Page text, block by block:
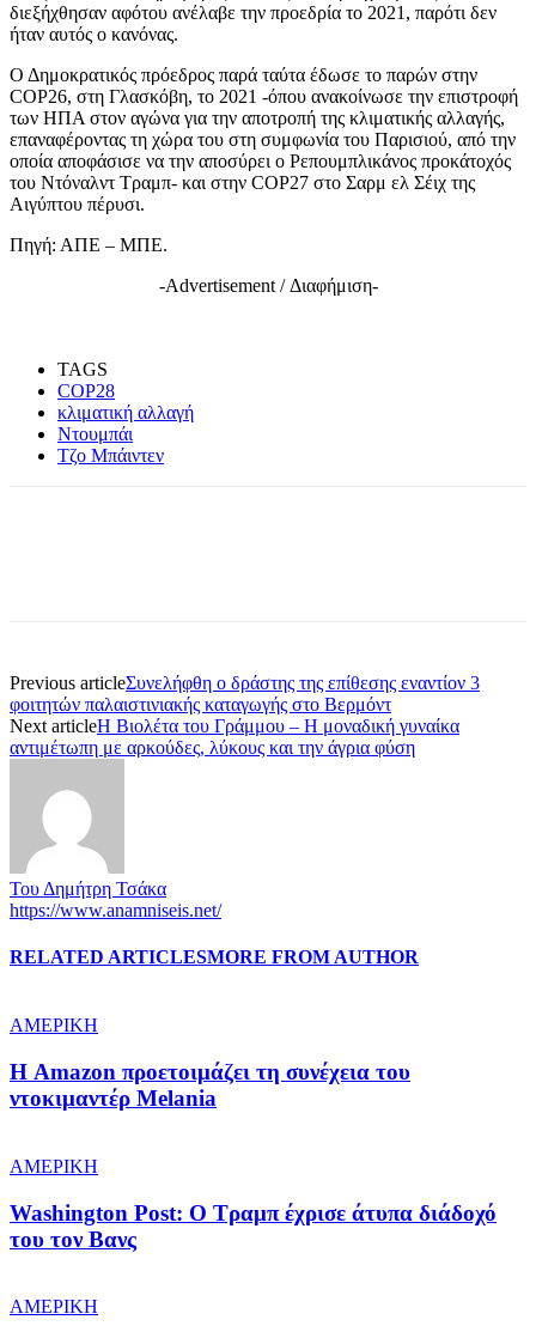
διεξήχθησαν αφότου ανέλαβε την προεδρία το 2021, παρότι δεν
ήταν αυτός ο κανόνας.
Ο Δημοκρατικός πρόεδρος παρά ταύτα έδωσε το παρών στην
COP26, στη Γλασκόβη, το 2021 -όπου ανακοίνωσε την επιστροφή
των ΗΠΑ στον αγώνα για την αποτροπή της κλιματικής αλλαγής,
επαναφέροντας τη χώρα του στη συμφωνία του Παρισιού, από την
οποία αποφάσισε να την αποσύρει ο Ρεπουμπλικάνος προκάτοχός
του Ντόναλντ Τραμπ- και στην COP27 στο Σαρμ ελ Σέιχ της
Αιγύπτου πέρυσι.
Πηγή: ΑΠΕ – ΜΠΕ.
-Advertisement / Διαφήμιση-
TAGS
COP28
κλιματική αλλαγή
Ντουμπάι
Τζο Μπάιντεν
Previous articleΣυνελήφθη ο δράστης της επίθεσης εναντίον 3
φοιτητών παλαιστινιακής καταγωγής στο Βερμόντ
Next articleΗ Βιολέτα του Γράμμου – Η μοναδική γυναίκα
αντιμέτωπη με αρκούδες, λύκους και την άγρια φύση
Του Δημήτρη Τσάκα
https://www.anamniseis.net/
RELATED ARTICLESMORE FROM AUTHOR
ΑΜΕΡΙΚΗ
Η Amazon προετοιμάζει τη συνέχεια του
ντοκιμαντέρ Melania
ΑΜΕΡΙΚΗ
Washington Post: Ο Τραμπ έχρισε άτυπα διάδοχό
του τον Βανς
ΑΜΕΡΙΚΗ